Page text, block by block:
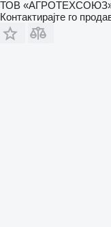
ТОВ
Контактирајте го